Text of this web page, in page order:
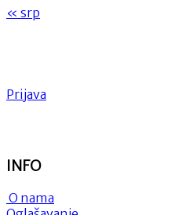
« srp
Prijava
INFO
O nama